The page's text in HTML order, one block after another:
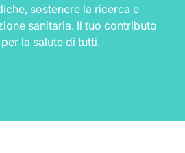
sostenere la ricerca e
sanitaria. Il tuo contributo
la salute di tutti.